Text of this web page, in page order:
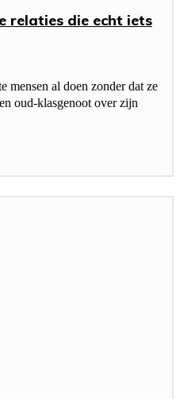
relaties die echt iets
mensen al doen zonder dat ze
oud-klasgenoot over zijn